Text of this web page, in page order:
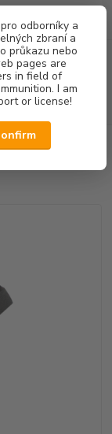
odborníky a
zbraní a
průkazu nebo
pages are
in field of
I am
or license!
Menu
Hledat
za0,00 Kč